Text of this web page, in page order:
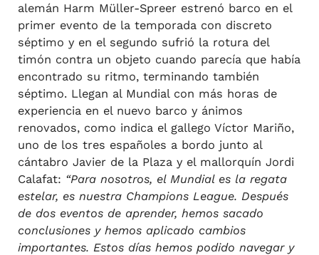
alemán Harm Müller-Spreer estrenó barco en el
primer evento de la temporada con discreto
séptimo y en el segundo sufrió la rotura del
timón contra un objeto cuando parecía que había
encontrado su ritmo, terminando también
séptimo. Llegan al Mundial con más horas de
experiencia en el nuevo barco y ánimos
renovados, como indica el gallego Víctor Mariño,
uno de los tres españoles a bordo junto al
cántabro Javier de la Plaza y el mallorquín Jordi
Calafat: “Para nosotros, el Mundial es la regata
estelar, es nuestra Champions League. Después
de dos eventos de aprender, hemos sacado
conclusiones y hemos aplicado cambios
importantes. Estos días hemos podido navegar y